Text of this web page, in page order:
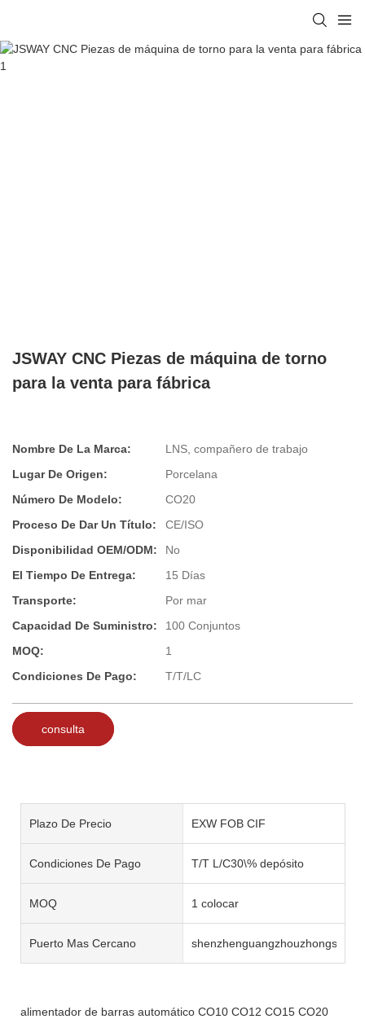
JSWAY CNC Piezas de máquina de torno
para la venta para fábrica
Nombre De La Marca:
LNS, compañero de trabajo
Lugar De Origen:
Porcelana
Número De Modelo:
CO20
Proceso De Dar Un Título:
CE/ISO
Disponibilidad OEM/ODM:
No
El Tiempo De Entrega:
15 Días
Transporte:
Por mar
Capacidad De Suministro:
100 Conjuntos
MOQ:
1
Condiciones De Pago:
T/T/LC
consulta
Plazo De Precio EXW FOB CIF
Condiciones De Pago T/T L/C30\% depósito
MOQ 1 colocar
Puerto Mas Cercano shenzhenguangzhouzhongshan
alimentador de barras automático CO10 CO12 CO15 CO20